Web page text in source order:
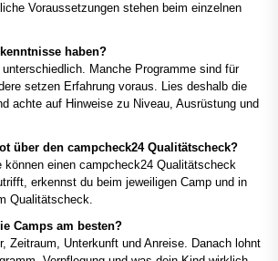
Voraussetzungen stehen beim einzelnen
haben?
Manche Programme sind für
setzen Erfahrung voraus. Lies deshalb die
achte auf Hinweise zu Niveau, Ausrüstung und
über den campcheck24 Qualitätscheck?
können einen campcheck24 Qualitätscheck
erkennst du beim jeweiligen Camp und in
Qualitätscheck.
Camps am besten?
Zeitraum, Unterkunft und Anreise. Danach lohnt